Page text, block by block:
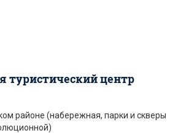
туристический центр
районе (набережная, парки и скверы